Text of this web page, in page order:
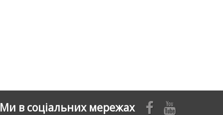
Ми в соціальних мережах